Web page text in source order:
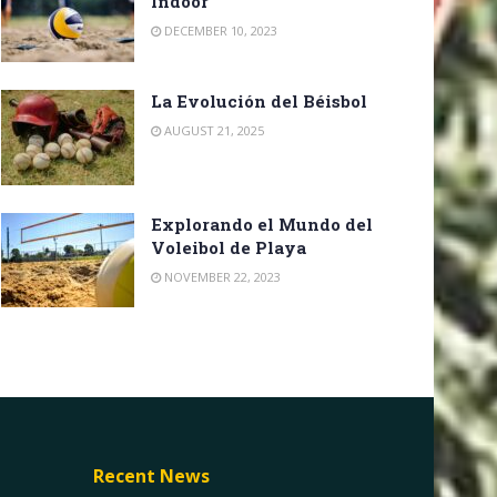
DECEMBER 10, 2023
La Evolución del Béisbol
AUGUST 21, 2025
Explorando el Mundo del
Voleibol de Playa
NOVEMBER 22, 2023
Recent News